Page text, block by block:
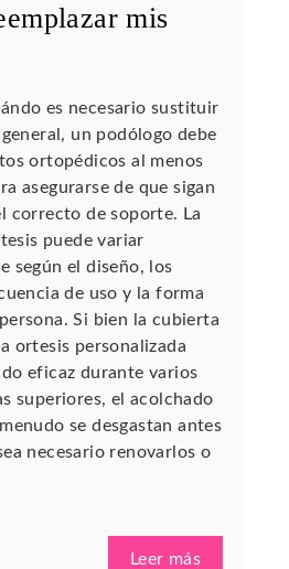
mis
es necesario sustituir
un podólogo debe
ortopédicos al menos
asegurarse de que sigan
correcto de soporte. La
puede variar
según el diseño, los
de uso y la forma
Si bien la cubierta
ortesis personalizada
eficaz durante varios
superiores, el acolchado
se desgastan antes
necesario renovarlos o
Leer más